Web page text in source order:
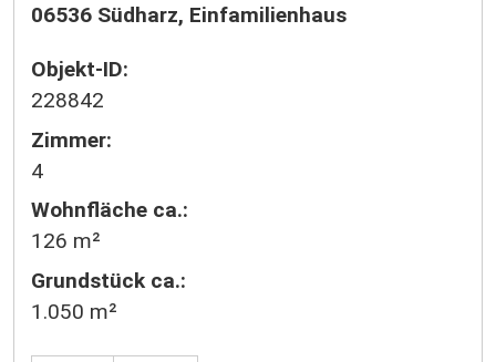
06536 Südharz, Einfamilienhaus
Objekt-ID:
228842
Zimmer:
4
Wohnfläche ca.:
126 m²
Grund­stück ca.:
1.050 m²